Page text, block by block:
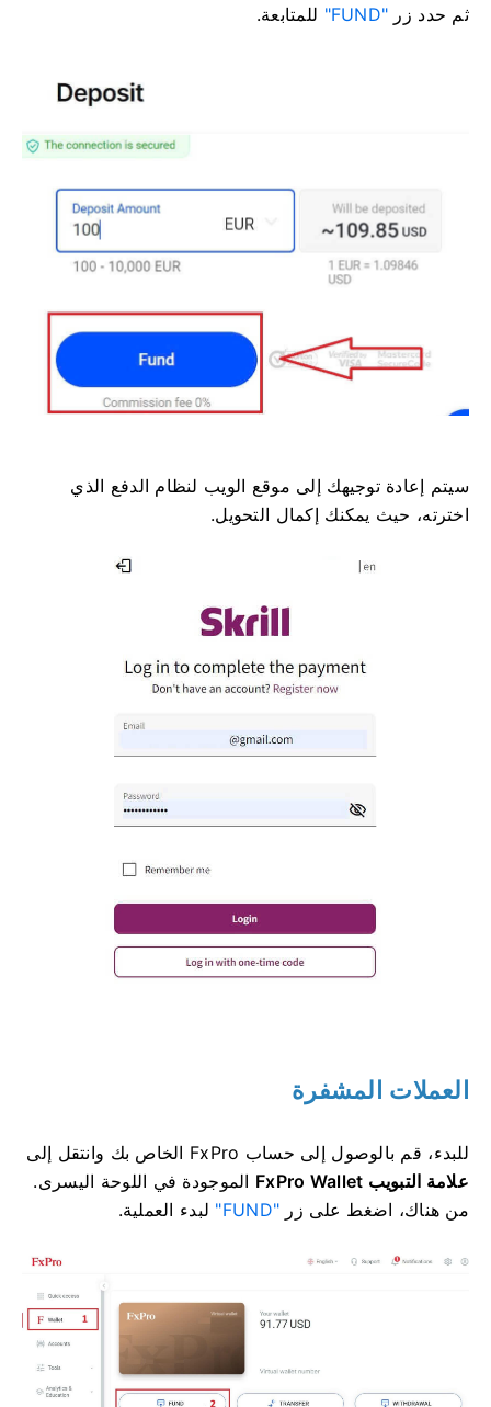
ثم حدد زر "FUND" للمتابعة.
سيتم إعادة توجيهك إلى موقع الويب لنظام الدفع الذي
اخترته، حيث يمكنك إكمال التحويل.
العملات المشفرة
للبدء، قم بالوصول إلى حساب FxPro الخاص بك وانتقل إلى
علامة التبويب FxPro Wallet
الموجودة في اللوحة اليسرى.
من هناك، اضغط على زر "FUND" لبدء العملية.